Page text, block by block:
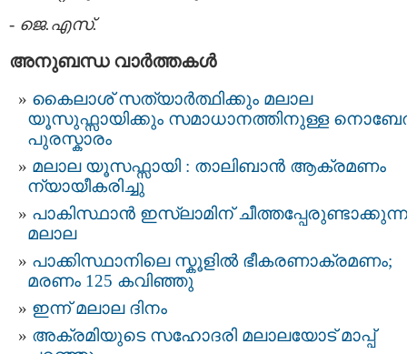
- ജെ.എസ്.
അനുബന്ധ വാര്‍ത്തകള്‍
കൈലാശ് സത്യാർത്ഥിക്കും മലാല
യൂസുഫ്സായിക്കും സമാധാനത്തിനുള്ള
പുരസ്കാരം
മലാല യൂസഫ്സായി : താലിബാൻ ആക്രമണം
ന്യായീകരിച്ചു
പാകിസ്ഥാന്‍ ഇസ്ലാമിന്
മലാല
പാക്കിസ്ഥാനിലെ സ്കൂളില്‍ ഭീകരണാക്രമണം;
മരണം 125 കവിഞ്ഞു
ഇന്ന് മലാല ദിനം
അക്രമിയുടെ സഹോദരി മലാലയോട് മാപ്പ്